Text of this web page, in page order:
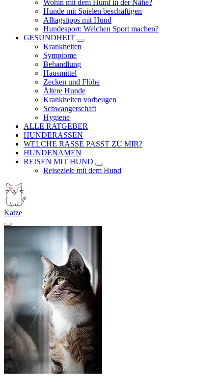
Wohin mit dem Hund in der Nähe?
Hunde mit Spielen beschäftigen
Alltagstipps mit Hund
Hundesport: Welchen Sport machen?
GESUNDHEIT
Krankheiten
Symptome
Behandlung
Hausmittel
Zecken und Flöhe
Ältere Hunde
Krankheiten vorbeugen
Schwangerschaft
Hygiene
ALLE RATGEBER
HUNDERASSEN
WELCHE RASSE PASST ZU MIR?
HUNDENAMEN
REISEN MIT HUND
Reiseziele mit dem Hund
Katze